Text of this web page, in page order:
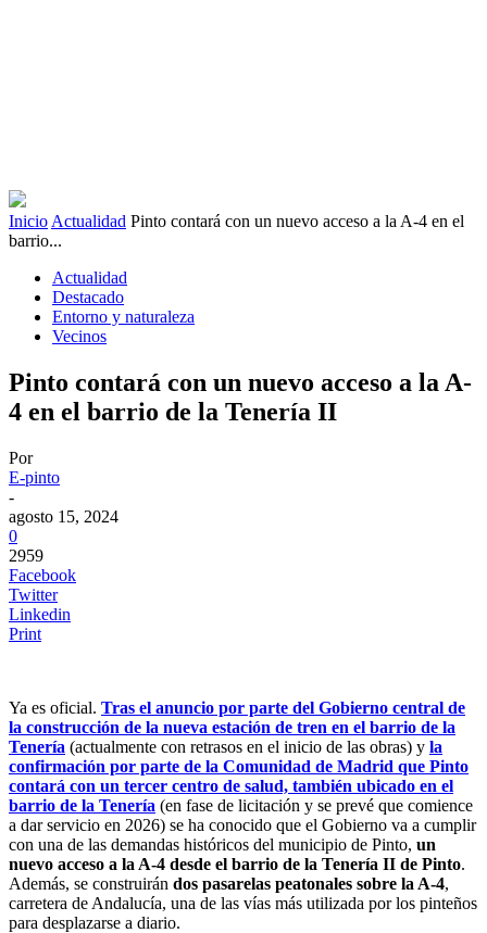
Inicio Actualidad Pinto contará con un nuevo acceso a la A-4 en el
barrio...
Actualidad
Destacado
Entorno y naturaleza
Vecinos
Pinto contará con un nuevo acceso a la A-
4 en el barrio de la Tenería II
Por
E-pinto
-
agosto 15, 2024
0
2959
Facebook
Twitter
Linkedin
Print
Ya es oficial. Tras el anuncio por parte del Gobierno central de
la construcción de la nueva estación de tren en el barrio de la
Tenería (actualmente con retrasos en el inicio de las obras) y la
confirmación por parte de la Comunidad de Madrid que Pinto
contará con un tercer centro de salud, también ubicado en el
barrio de la Tenería (en fase de licitación y se prevé que comience
a dar servicio en 2026) se ha conocido que el Gobierno va a cumplir
con una de las demandas históricos del municipio de Pinto, un
nuevo acceso a la A-4 desde el barrio de la Tenería II de Pinto.
Además, se construirán dos pasarelas peatonales sobre la A-4,
carretera de Andalucía, una de las vías más utilizada por los pinteños
para desplazarse a diario.